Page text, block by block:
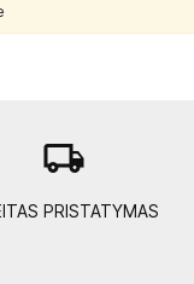
local_shipping
PRISTATYMAS